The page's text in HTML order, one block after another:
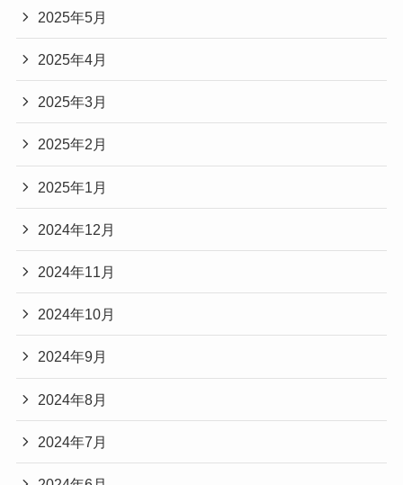
2025年5月
2025年4月
2025年3月
2025年2月
2025年1月
2024年12月
2024年11月
2024年10月
2024年9月
2024年8月
2024年7月